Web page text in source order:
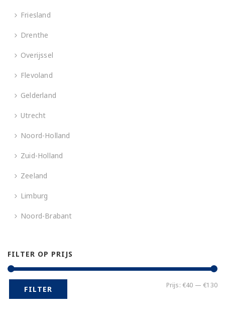
Friesland
Drenthe
Overijssel
Flevoland
Gelderland
Utrecht
Noord-Holland
Zuid-Holland
Zeeland
Limburg
Noord-Brabant
FILTER OP PRIJS
FILTER Prijs: €40 —€130